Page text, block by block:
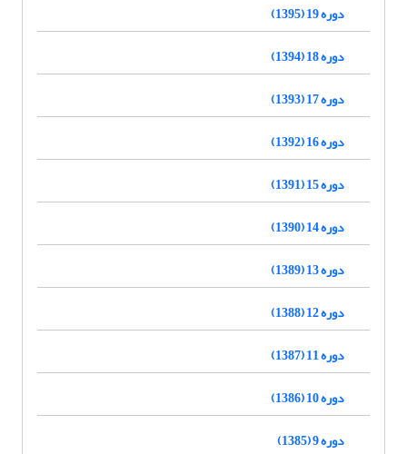
دوره 19 (1395)
دوره 18 (1394)
دوره 17 (1393)
دوره 16 (1392)
دوره 15 (1391)
دوره 14 (1390)
دوره 13 (1389)
دوره 12 (1388)
دوره 11 (1387)
دوره 10 (1386)
دوره 9 (1385)